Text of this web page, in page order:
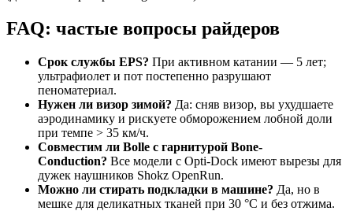
FAQ: частые вопросы райдеров
Срок службы EPS? При активном катании — 5 лет;
ультрафиолет и пот постепенно разрушают
пеноматериал.
Нужен ли визор зимой? Да: сняв визор, вы ухудшаете
аэродинамику и рискуете обморожением лобной доли
при темпе > 35 км/ч.
Совместим ли Bolle с гарнитурой Bone-
Conduction? Все модели с Opti-Dock имеют вырезы для
дужек наушников Shokz OpenRun.
Можно ли стирать подкладки в машине? Да, но в
мешке для деликатных тканей при 30 °C и без отжима.